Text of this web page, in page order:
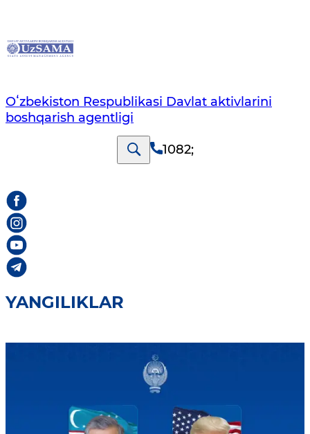
Oʻzbekiston Respublikasi Davlat aktivlarini
boshqarish agentligi
1082;
YANGILIKLAR